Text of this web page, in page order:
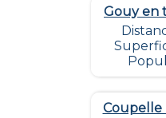
Gouy en
Coupelle